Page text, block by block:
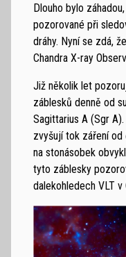
Dlouho bylo
pozorované při
dráhy. Nyní se zdá,
Chandra X-ray
Již několik let
záblesků denně od
Sagittarius A (Sgr
zvyšují tok záření od
na stonásobek
tyto záblesky
dalekohledech VLT v